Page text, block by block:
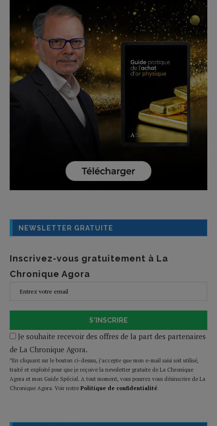
NEWSLETTER GRATUITE
Inscrivez-vous gratuitement à La
Chronique Agora
S'INSCRIRE
Je souhaite recevoir des offres de la part des partenaires
de La Chronique Agora.
*En cliquant sur le bouton ci-dessus, j’accepte que mon e-mail saisi soit utilisé,
traité et exploité pour que je reçoive la newsletter gratuite de La Chronique
Agora et mon Guide Spécial. A tout moment, vous pourrez vous désinscrire de La
Chronique Agora. Voir notre Politique de confidentialité.